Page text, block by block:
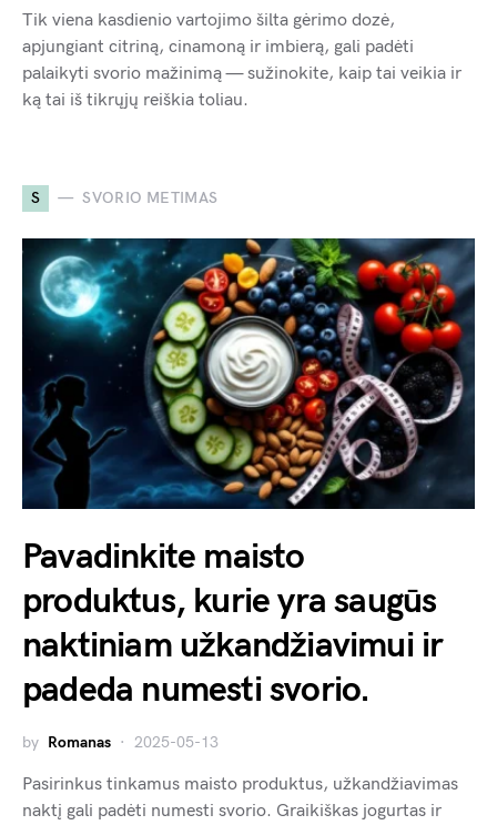
Tik viena kasdienio vartojimo šilta gėrimo dozė,
apjungiant citriną, cinamoną ir imbierą, gali padėti
palaikyti svorio mažinimą — sužinokite, kaip tai veikia ir
ką tai iš tikrųjų reiškia toliau.
S SVORIO METIMAS
Pavadinkite maisto
produktus, kurie yra saugūs
naktiniam užkandžiavimui ir
padeda numesti svorio.
by Romanas 2025-05-13
Pasirinkus tinkamus maisto produktus, užkandžiavimas
naktį gali padėti numesti svorio. Graikiškas jogurtas ir